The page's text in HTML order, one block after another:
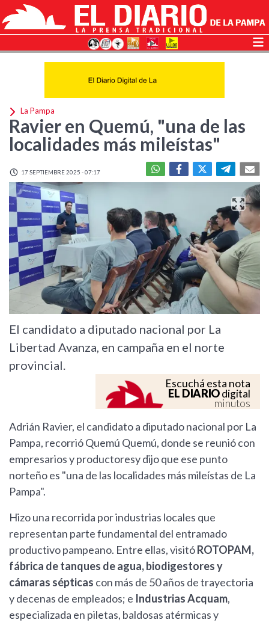
La Pampa
Ravier en Quemú, "una de las
localidades más mileístas"
17 SEPTIEMBRE 2025 - 07:17
El candidato a diputado nacional por La
Libertad Avanza, en campaña en el norte
provincial.
Escuchá esta nota
EL DIARIOdigital
minutos
Adrián Ravier, el candidato a diputado nacional por La
Pampa, recorrió Quemú Quemú, donde se reunió con
empresarios y productoresy dijo que ese punto
norteño es "una de las localidades más mileístas de La
Pampa".
Hizo una recorrida por industrias locales que
representan parte fundamental del entramado
productivo pampeano. Entre ellas, visitóROTOPAM,
fábrica de tanques de agua, biodigestores y
cámaras sépticas con más de 50 años de trayectoria
y decenas de empleados; e Industrias Acquam,
especializada en piletas, baldosas atérmicas y